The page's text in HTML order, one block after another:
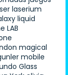
laserium
liquid
LAB
magical
mobile
Glass